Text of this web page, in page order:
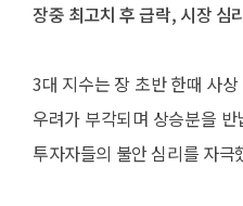
장중 최고치 후 급락, 시장 심
3대 지수는 장 초반 한때 사
우려가 부각되며 상승분을
투자자들의 불안 심리를 자극